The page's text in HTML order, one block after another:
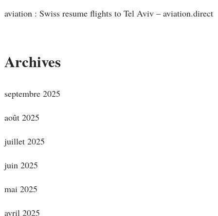
aviation : Swiss resume flights to Tel Aviv – aviation.direct
Archives
septembre 2025
août 2025
juillet 2025
juin 2025
mai 2025
avril 2025